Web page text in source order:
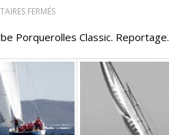
FERMÉSSUR
CLASSIC
Porquerolles Classic. Reportage.